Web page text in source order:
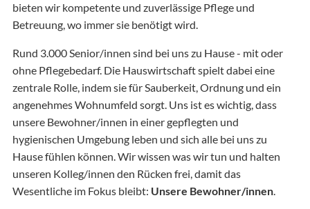
bieten wir kompetente und zuverlässige Pflege und
Betreuung, wo immer sie benötigt wird.
Rund 3.000 Senior/innen sind bei uns zu Hause - mit oder
ohne Pflegebedarf. Die Hauswirtschaft spielt dabei eine
zentrale Rolle, indem sie für Sauberkeit, Ordnung und ein
angenehmes Wohnumfeld sorgt. Uns ist es wichtig, dass
unsere Bewohner/innen in einer gepflegten und
hygienischen Umgebung leben und sich alle bei uns zu
Hause fühlen können. Wir wissen was wir tun und halten
unseren Kolleg/innen den Rücken frei, damit das
Wesentliche im Fokus bleibt: Unsere Bewohner/innen.